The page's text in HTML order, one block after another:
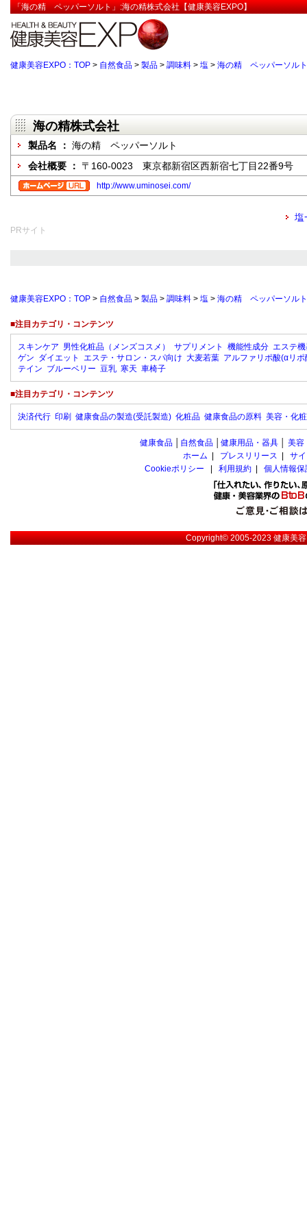
「海の精 ペッパーソルト」:海の精株式会社【健康美容EXPO】
健康美容EXPO：TOP > 自然食品 > 製品 > 調味料 > 塩 > 海の精 ペッパーソルト
海の精株式会社
製品名 ： 海の精 ペッパーソルト
会社概要 ： 〒160-0023 東京都新宿区西新宿七丁目22番9号
http://www.uminosei.com/
塩
PRサイト
健康美容EXPO：TOP > 自然食品 > 製品 > 調味料 > 塩 > 海の精 ペッパーソルト
■注目カテゴリ・コンテンツ
スキンケア 男性化粧品（メンズコスメ） サプリメント 機能性成分 エステ
ゲン ダイエット エステ・サロン・スパ向け 大麦若葉 アルファリポ酸(αリポ
テイン ブルーベリー 豆乳 寒天 車椅子
■注目カテゴリ・コンテンツ
決済代行 印刷 健康食品の製造(受託製造) 化粧品 健康食品の原料 美容・化
健康食品 自然食品 健康用品・器具 美容
ホーム
プレスリリース
サ
Cookieポリシー
利用規約 個人情報
Copyright© 2005-2023健康美